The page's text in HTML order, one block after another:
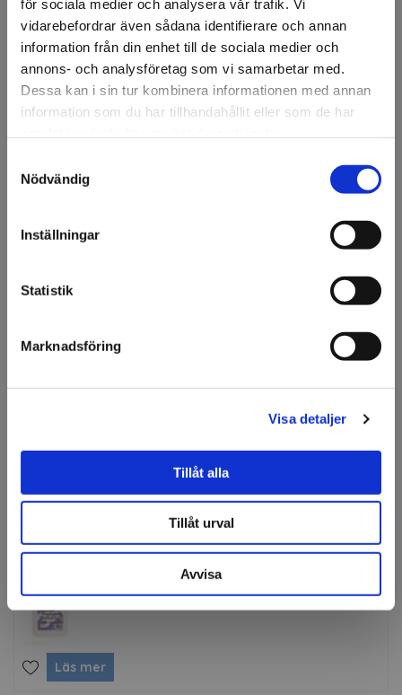
för sociala medier och analysera vår trafik. Vi
vidarebefordrar även sådana identifierare och annan
information från din enhet till de sociala medier och
annons- och analysföretag som vi samarbetar med.
Dessa kan i sin tur kombinera informationen med annan
information som du har tillhandahållit eller som de har
Nödvändig
Inställningar
Statistik
Marknadsföring
Visa detaljer
Tillåt alla
Tillåt urval
Avvisa
Specifikation
Fråga om produkt
Om tillverkaren
Art nr: 67046
Finns i lager
Läs mer
3M™ Surface Preparation
Art nr: 37490
Läs mer